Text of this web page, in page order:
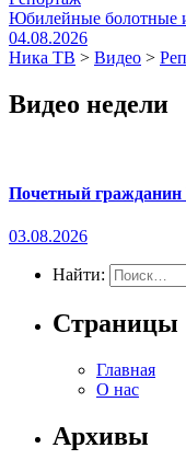
Юбилейные болотные
04.08.2026
Ника ТВ > Видео >
Видео недели
Почетный гражданин
03.08.2026
Найти:
Страницы
Главная
О нас
Архивы